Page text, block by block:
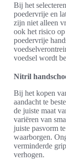
Bij het
poedervrije en
zijn niet alleen
ook het risico
poedervrije
voedsel wordt
Nitril
Bij het kopen
aandacht te
de juiste maat
variëren van
juiste pasvorm
waarborgen.
verminderde
verhogen.